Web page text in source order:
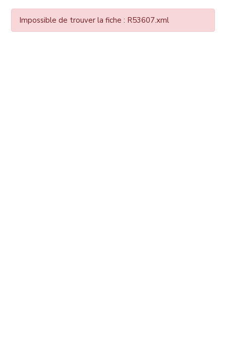
Impossible de trouver la fiche : R53607.xml